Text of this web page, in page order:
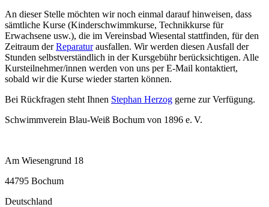
An dieser Stelle möchten wir noch einmal darauf hinweisen, dass
sämtliche Kurse (Kinderschwimmkurse, Technikkurse für
Erwachsene usw.), die im Vereinsbad Wiesental stattfinden, für den
Zeitraum derReparaturausfallen. Wir werden diesen Ausfall der
Stunden selbstverständlich in der Kursgebühr berücksichtigen. Alle
Kursteilnehmer/innen werden von uns per E-Mail kontaktiert,
sobald wir die Kurse wieder starten können.
Bei Rückfragen steht Ihnen Stephan Herzog gerne zur Verfügung.
Schwimmverein Blau-Weiß Bochum von 1896 e. V.
Am Wiesengrund 18
44795 Bochum
Deutschland